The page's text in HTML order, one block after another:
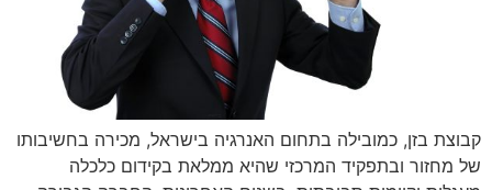
קבוצת בזן, כמובילה בתחום האנרגיה בישראל, מכירה בחשיבותו
של מחזור ובתפקיד המרכזי שהיא ממלאת בקידום כלכלה